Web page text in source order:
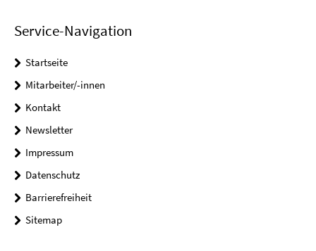
Service-Navigation
Startseite
Mitarbeiter/-innen
Kontakt
Newsletter
Impressum
Datenschutz
Barrierefreiheit
Sitemap